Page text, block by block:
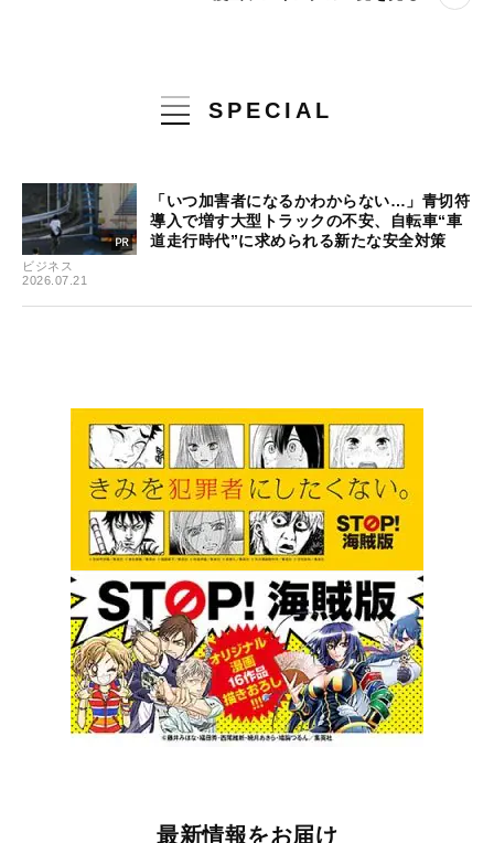
SPECIAL
ビジネス
2026.07.21
「いつ加害者になるかわからない…」青切符
導入で増す大型トラックの不安、自転車“車
道走行時代”に求められる新たな安全対策
最新情報をお届け